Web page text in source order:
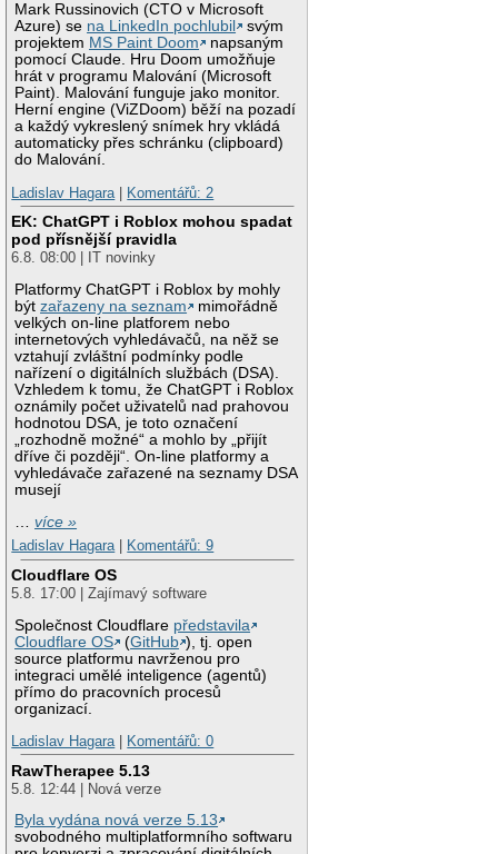
Mark Russinovich (CTO v Microsoft
Azure) se na LinkedIn pochlubil
svým
projektem MS Paint Doom
napsaným
pomocí Claude. Hru Doom umožňuje
hrát v programu Malování (Microsoft
Paint). Malování funguje jako monitor.
Herní engine (ViZDoom) běží na pozadí
a každý vykreslený snímek hry vkládá
automaticky přes schránku (clipboard)
do Malování.
Ladislav Hagara
Komentářů: 2
EK: ChatGPT i Roblox mohou spadat
pod přísnější pravidla
6.8. 08:00 | IT novinky
Platformy ChatGPT i Roblox by mohly
býtzařazeny na seznam
mimořádně
velkých on-line platforem nebo
internetových vyhledávačů, na něž se
vztahují zvláštní podmínky podle
nařízení o digitálních službách (DSA).
Vzhledem k tomu, že ChatGPT i Roblox
oznámily počet uživatelů nad prahovou
hodnotou DSA, je toto označení
„rozhodně možné“ a mohlo by „přijít
dříve či později“. On-line platformy a
vyhledávače zařazené na seznamy DSA
musejí
…více »
Ladislav Hagara| Komentářů: 9
Cloudflare OS
5.8. 17:00 | Zajímavý software
Společnost Cloudflare představila
Cloudflare OS
(GitHub ), tj. open
source platformu navrženou pro
integraci umělé inteligence (agentů)
přímo do pracovních procesů
organizací.
Ladislav Hagara| Komentářů: 0
RawTherapee 5.13
5.8. 12:44 | Nová verze
Byla vydána nová verze 5.13
svobodného multiplatformního softwaru